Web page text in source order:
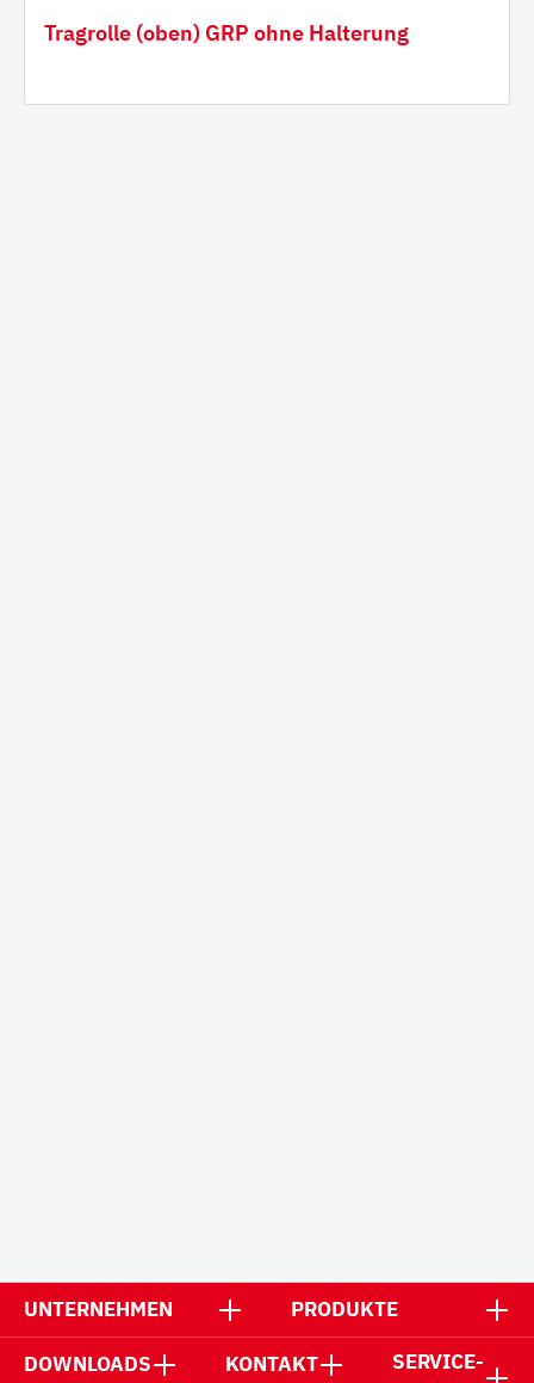
Tragrolle (oben) GRP ohne Halterung
UNTERNEHMEN PRODUKTE
DOWNLOADS KONTAKT
SERVICE-